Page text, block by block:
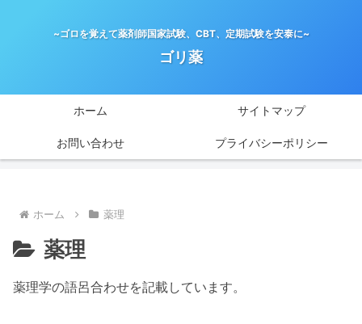
~ゴロを覚えて薬剤師国家試験、CBT、定期試験を安泰に~
ゴリ薬
ホーム サイトマップ
お問い合わせ プライバシーポリシー
ホーム 薬理
薬理
薬理学の語呂合わせを記載しています。